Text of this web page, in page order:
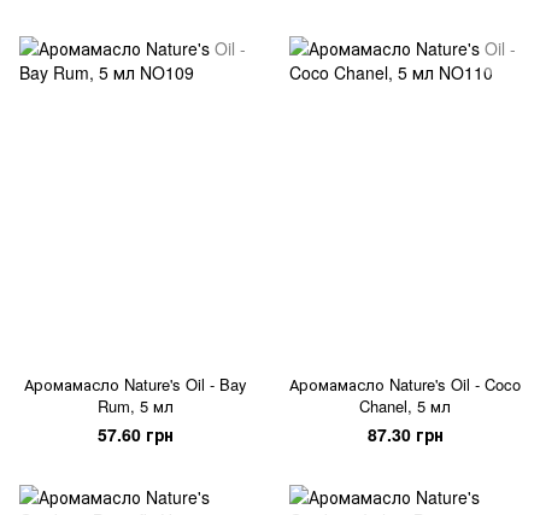
Аромамасло Nature's Oil - Bay
Rum, 5 мл
57.60 грн
Аромамасло Nature's Oil - Coco
Chanel, 5 мл
87.30 грн